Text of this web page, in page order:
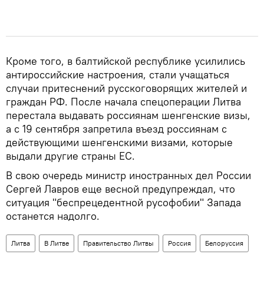
Кроме того, в балтийской республике усилились
антироссийские настроения, стали учащаться
случаи притеснений русскоговорящих жителей и
граждан РФ. После начала спецоперации Литва
перестала выдавать россиянам шенгенские визы,
а с 19 сентября запретила въезд россиянам с
действующими шенгенскими визами, которые
выдали другие страны ЕС.
В свою очередь министр иностранных дел России
Сергей Лавров еще весной предупреждал, что
ситуация "беспрецедентной русофобии" Запада
останется надолго.
Литва В Литве Правительство Литвы Россия Белоруссия